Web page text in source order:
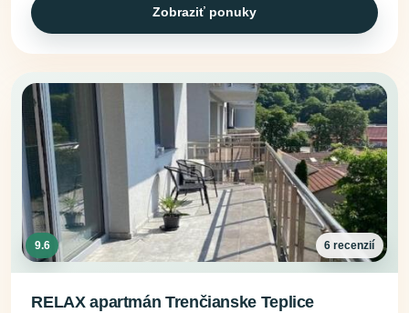
Zobraziť ponuky
9.6 6 recenzií
RELAX apartmán Trenčianske Teplice